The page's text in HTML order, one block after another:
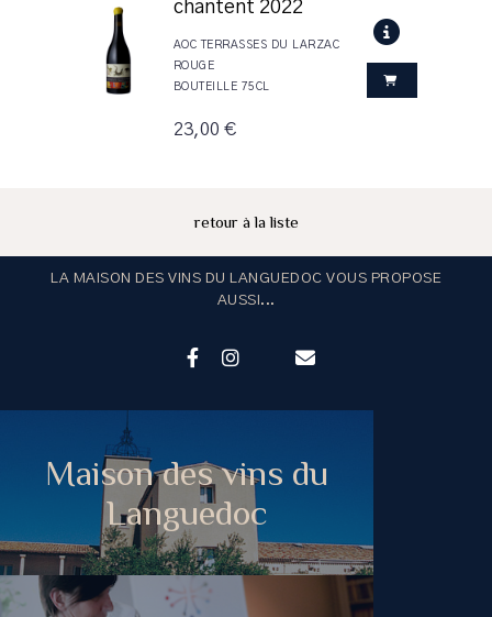
chantent 2022
AOC TERRASSES DU LARZAC
ROUGE
BOUTEILLE 75CL
23,00 €
retour à la liste
LA MAISON DES VINS DU LANGUEDOC VOUS PROPOSE
AUSSI...
Maison des vins du
Languedoc